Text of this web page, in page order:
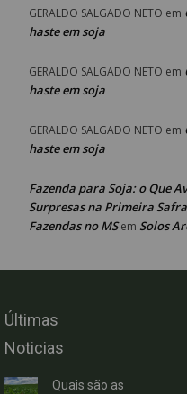
GERALDO SALGADO NETO em
haste em soja
GERALDO SALGADO NETO em
haste em soja
GERALDO SALGADO NETO em
haste em soja
Fazenda para Soja: o Que
Surpresas na Primeira
Fazendas no MSem Solos
Últimas
Noticias
Quais são as